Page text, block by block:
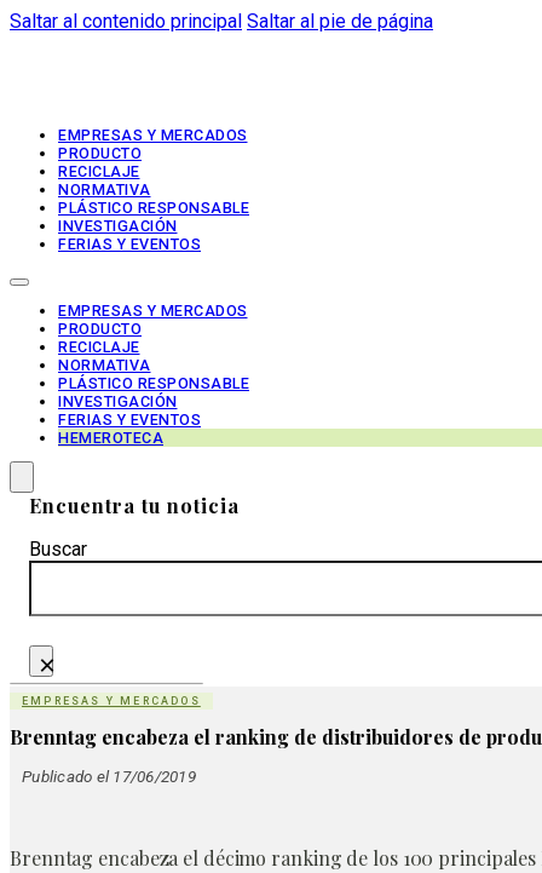
Saltar al contenido principal Saltar al pie de página
EMPRESAS Y MERCADOS
PRODUCTO
RECICLAJE
NORMATIVA
PLÁSTICO RESPONSABLE
INVESTIGACIÓN
FERIAS Y EVENTOS
EMPRESAS Y MERCADOS
PRODUCTO
RECICLAJE
NORMATIVA
PLÁSTICO RESPONSABLE
INVESTIGACIÓN
FERIAS Y EVENTOS
HEMEROTECA
Encuentra tu noticia
Buscar
×
EMPRESAS Y MERCADOS
Brenntag encabeza el ranking de distribuidores de
Publicado el 17/06/2019
Brenntag encabeza el décimo ranking de los 100